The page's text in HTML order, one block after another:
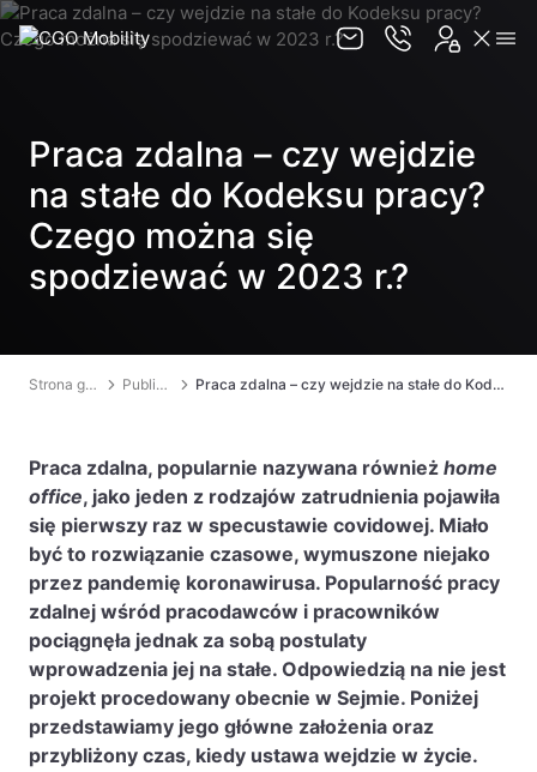
Jak działamy
Publikacje
Usługi
Kompleksowa asysta w relokacji pracowników
Doraźna pomoc w organizacji pobytu
Monitorowanie legalności pobytu
cudzoziemców
Pomoc w uzyskaniu numeru PESEL dla
cudzoziemców
Uzyskanie obywatelstwa polskiego
Wsparcie prawne działów HR
Wymiana zagranicznego prawa jazdy
Legalizacja pracy cudzoziemców w Polsce
Praca zdalna – czy wejdzie
na stałe do Kodeksu pracy?
Czego można się
spodziewać w 2023 r.?
Strona główna Publikacje Praca zdalna – czy wejdzie na stałe do Kodeksu pracy? Czego można się spodziewać w 2023 r.?
Praca zdalna, popularnie nazywana również home
office, jako jeden z rodzajów zatrudnienia pojawiła
się pierwszy raz w specustawie covidowej. Miało
być to rozwiązanie czasowe, wymuszone niejako
przez pandemię koronawirusa. Popularność pracy
zdalnej wśród pracodawców i pracowników
pociągnęła jednak za sobą postulaty
wprowadzenia jej na stałe. Odpowiedzią na nie jest
projekt procedowany obecnie w Sejmie. Poniżej
przedstawiamy jego główne założenia oraz
przybliżony czas, kiedy ustawa wejdzie w życie.